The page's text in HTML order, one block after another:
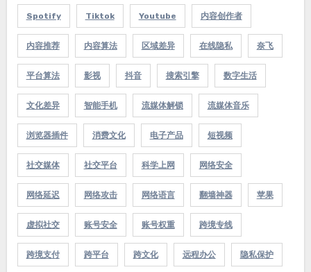
Spotify Tiktok Youtube 内容创作者
内容推荐 内容算法 区域差异 在线隐私 奈飞
平台算法 影视 抖音 搜索引擎 数字生活
文化差异 智能手机 流媒体解锁 流媒体音乐
浏览器插件 消费文化 电子产品 短视频
社交媒体 社交平台 科学上网 网络安全
网络延迟 网络攻击 网络语言 翻墙神器 苹果
虚拟社交 账号安全 账号权重 跨境专线
跨境支付 跨平台 跨文化 远程办公 隐私保护